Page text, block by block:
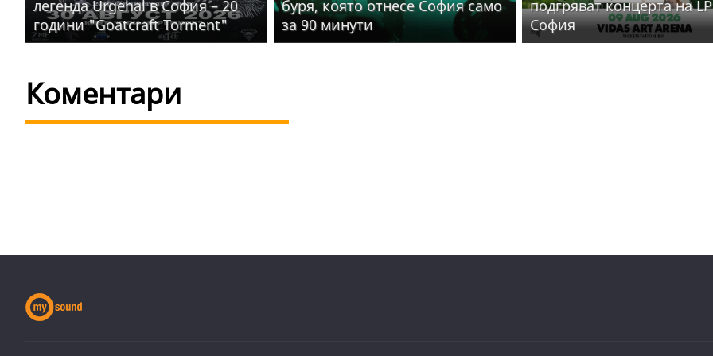
легенда Urgehal в София – 20
години "Goatcraft Torment"
буря, която отнесе София само
за 90 минути
подгряват концерта на
София
Коментари